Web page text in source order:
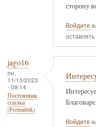
сторону
Войдите
jago16
пн,
11/13/2023
- 09:14
Постоянная
ссылка
(Permalink)
Войдите